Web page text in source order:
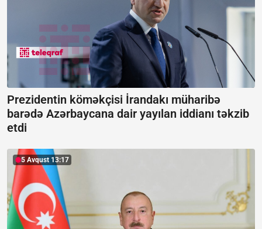
Prezidentin köməkçisi İrandakı müharibə
barədə Azərbaycana dair yayılan iddianı təkzib
etdi
5 Avqust 13:17